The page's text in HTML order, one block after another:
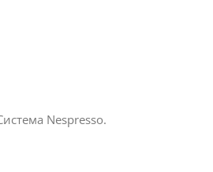
Nespresso.